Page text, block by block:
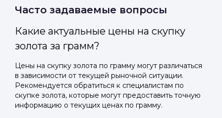
Часто задаваемые вопросы
Какие актуальные цены на скупку
золота за грамм?
Цены на скупку золота по грамму могут различаться
в зависимости от текущей рыночной ситуации.
Рекомендуется обратиться к специалистам по
скупке золота, которые могут предоставить точную
информацию о текущих ценах по грамму.